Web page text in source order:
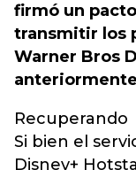
firmó un
transmitir los
Warner Bros
Recuperando
Si bien el
Disney+